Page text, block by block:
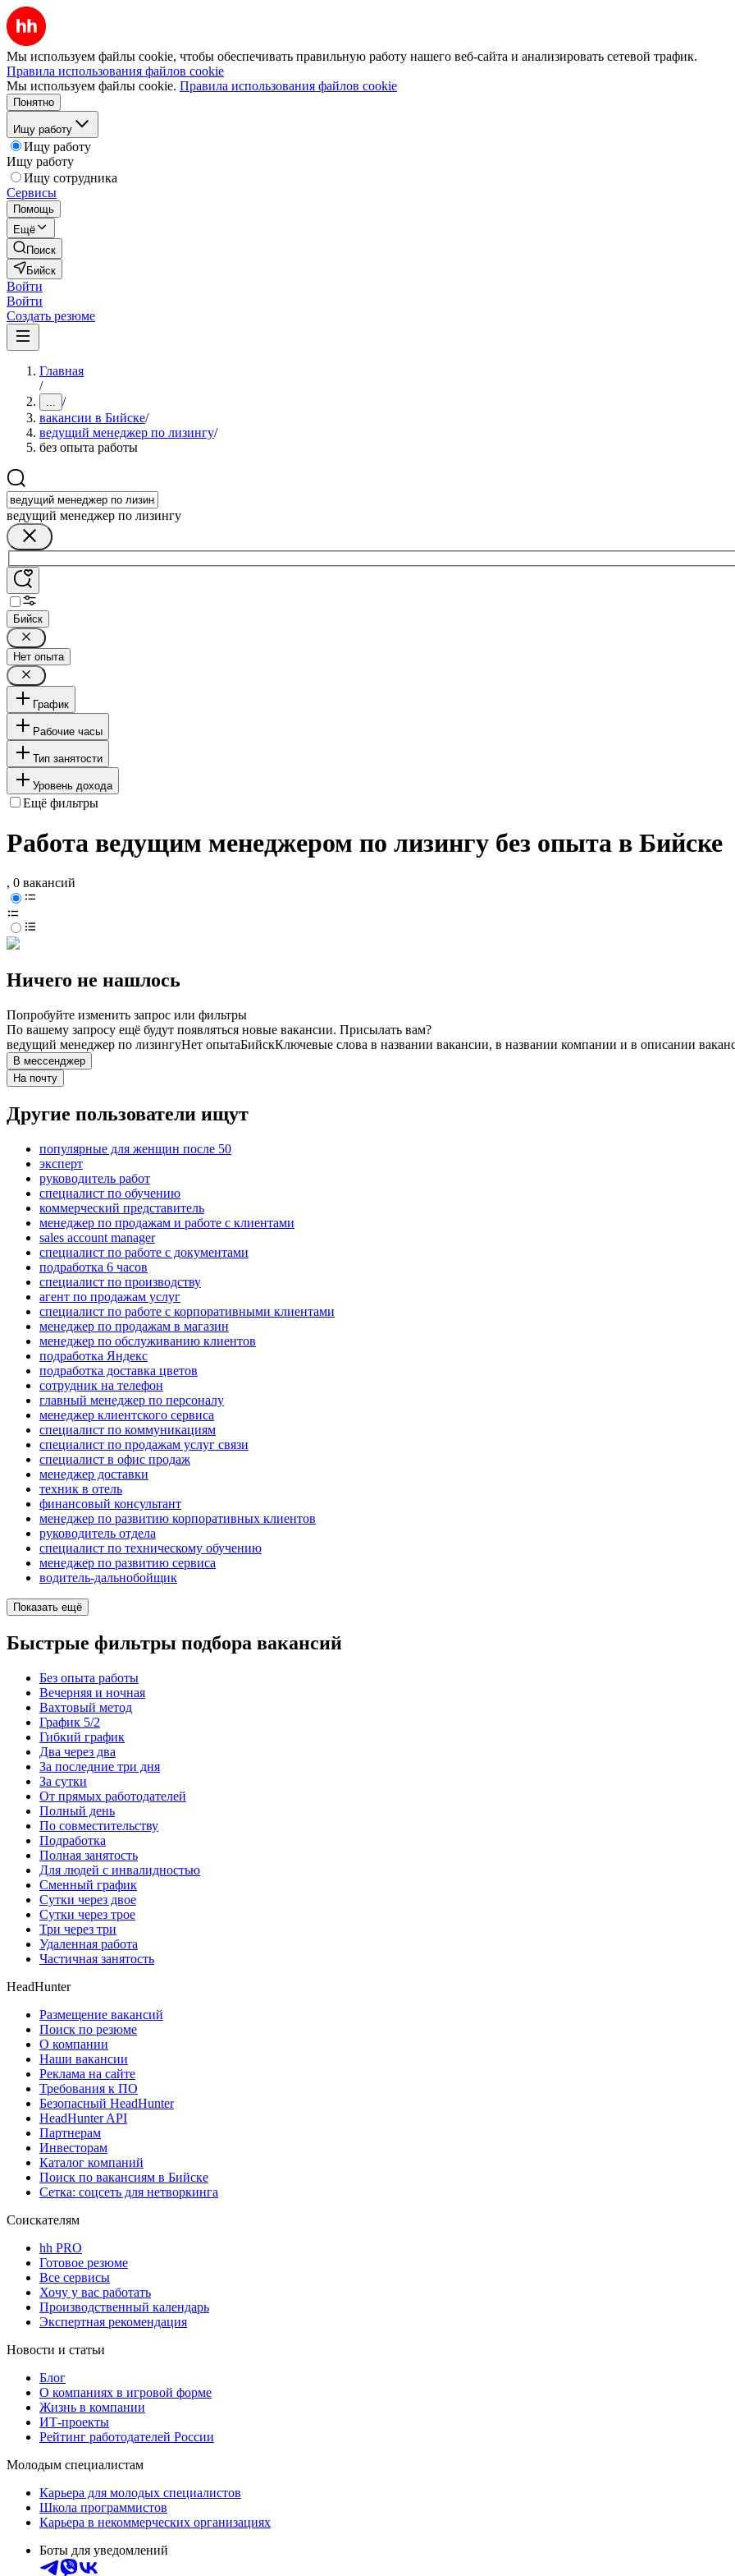
Мы используем файлы cookie, чтобы обеспечивать правильную работу нашего веб-сайта и анализировать сетевой трафик.
Правила использования файлов cookie
Мы используем файлы cookie. Правила использования файлов cookie
Понятно
Ищу работу
Ищу работу
Ищу работу
Ищу сотрудника
Сервисы
Помощь
Ещё
Поиск
Бийск
Войти
Войти
Создать резюме
Главная
/
... /
вакансии в Бийске/
ведущий менеджер по лизингу/
без опыта работы
ведущий менеджер по лизингу
Бийск
Нет опыта
График
Рабочие часы
Тип занятости
Уровень дохода
Ещё фильтры
Работа ведущим менеджером по лизингу без опыта в Бийске
, 0 вакансий
Ничего не нашлось
Попробуйте изменить запрос или фильтры
По вашему запросу ещё будут появляться новые вакансии. Присылать вам?
ведущий менеджер по лизингуНет опытаБийскКлючевые слова в названии вакансии, в названии компании и в описании
В мессенджер
На почту
Другие пользователи ищут
популярные для женщин после 50
эксперт
руководитель работ
специалист по обучению
коммерческий представитель
менеджер по продажам и работе с клиентами
sales account manager
специалист по работе с документами
подработка 6 часов
специалист по производству
агент по продажам услуг
специалист по работе с корпоративными клиентами
менеджер по продажам в магазин
менеджер по обслуживанию клиентов
подработка Яндекс
подработка доставка цветов
сотрудник на телефон
главный менеджер по персоналу
менеджер клиентского сервиса
специалист по коммуникациям
специалист по продажам услуг связи
специалист в офис продаж
менеджер доставки
техник в отель
финансовый консультант
менеджер по развитию корпоративных клиентов
руководитель отдела
специалист по техническому обучению
менеджер по развитию сервиса
водитель-дальнобойщик
Показать ещё
Быстрые фильтры подбора вакансий
Без опыта работы
Вечерняя и ночная
Вахтовый метод
График 5/2
Гибкий график
Два через два
За последние три дня
За сутки
От прямых работодателей
Полный день
По совместительству
Подработка
Полная занятость
Для людей с инвалидностью
Сменный график
Сутки через двое
Сутки через трое
Три через три
Удаленная работа
Частичная занятость
HeadHunter
Размещение вакансий
Поиск по резюме
О компании
Наши вакансии
Реклама на сайте
Требования к ПО
Безопасный HeadHunter
HeadHunter API
Партнерам
Инвесторам
Каталог компаний
Поиск по вакансиям в Бийске
Сетка: соцсеть для нетворкинга
Соискателям
hh PRO
Готовое резюме
Все сервисы
Хочу у вас работать
Производственный календарь
Экспертная рекомендация
Новости и статьи
Блог
О компаниях в игровой форме
Жизнь в компании
ИТ-проекты
Рейтинг работодателей России
Молодым специалистам
Карьера для молодых специалистов
Школа программистов
Карьера в некоммерческих организациях
Боты для уведомлений